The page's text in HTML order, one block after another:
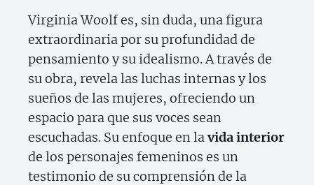
Virginia Woolf es, sin duda, una figura
extraordinaria por su profundidad de
pensamiento y su idealismo. A través de
su obra, revela las luchas internas y los
sueños de las mujeres, ofreciendo un
espacio para que sus voces sean
escuchadas. Su enfoque en lavida interior
de los personajes femeninos es un
testimonio de su comprensión de la